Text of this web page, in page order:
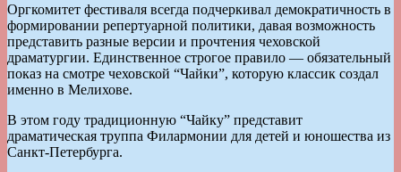
Оргкомитет фестиваля всегда подчеркивал демократичность в
формировании репертуарной политики, давая возможность
представить разные версии и прочтения чеховской
драматургии. Единственное строгое правило — обязательный
показ на смотре чеховской “Чайки”, которую классик создал
именно в Мелихове.
В этом году традиционную “Чайку” представит
драматическая труппа Филармонии для детей и юношества из
Санкт-Петербурга.